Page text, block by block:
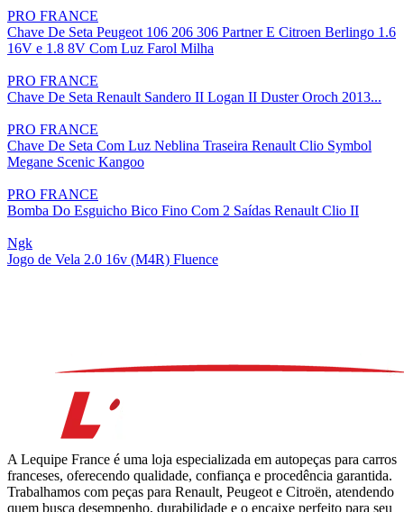
PRO FRANCE
Chave De Seta Peugeot 106 206 306 Partner E Citroen Berlingo 1.6
16V e 1.8 8V Com Luz Farol Milha
PRO FRANCE
Chave De Seta Renault Sandero II Logan II Duster Oroch 2013...
PRO FRANCE
Chave De Seta Com Luz Neblina Traseira Renault Clio Symbol
Megane Scenic Kangoo
PRO FRANCE
Bomba Do Esguicho Bico Fino Com 2 Saídas Renault Clio II
Ngk
Jogo de Vela 2.0 16v (M4R) Fluence
A Lequipe France é uma loja especializada em autopeças para carros
franceses, oferecendo qualidade, confiança e procedência garantida.
Trabalhamos com peças para Renault, Peugeot e Citroën, atendendo
quem busca desempenho, durabilidade e o encaixe perfeito para seu